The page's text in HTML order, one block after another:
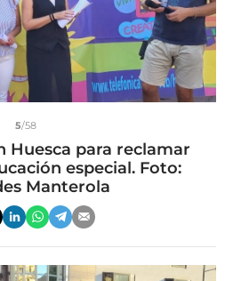
5/58
Huesca para reclamar
especial. Foto:
Manterola